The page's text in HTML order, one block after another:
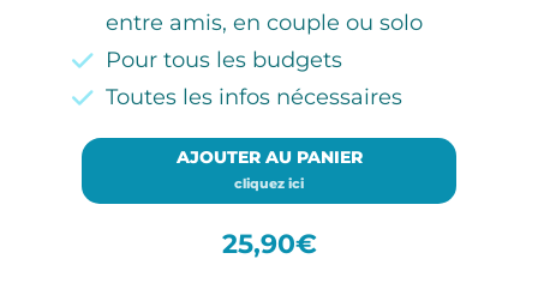
entre amis, en couple ou solo
Pour tous les budgets
Toutes les infos nécessaires
AJOUTER AU PANIER
cliquez ici
25,90€